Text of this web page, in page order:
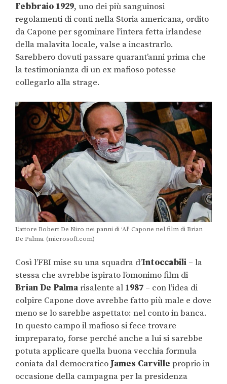
Febbraio 1929, uno dei più sanguinosi
regolamenti di conti nella Storia americana, ordito
da Capone per sgominare l’intera fetta irlandese
della malavita locale, valse a incastrarlo.
Sarebbero dovuti passare quarant’anni prima che
la testimonianza di un ex mafioso potesse
collegarlo alla strage.
L’attore Robert De Niro nei panni di ‘Al’ Capone nel film di Brian
De Palma. (microsoft.com)
Così l’FBI mise su una squadra d’Intoccabili – la
stessa che avrebbe ispirato l’omonimo film di
Brian De Palmarisalente al 1987 – con l’idea di
colpire Capone dove avrebbe fatto più male e dove
meno se lo sarebbe aspettato: nel conto in banca.
In questo campo il mafioso si fece trovare
impreparato, forse perché anche a lui si sarebbe
potuta applicare quella buona vecchia formula
coniata dal democratico James Carville proprio in
occasione della campagna per la presidenza